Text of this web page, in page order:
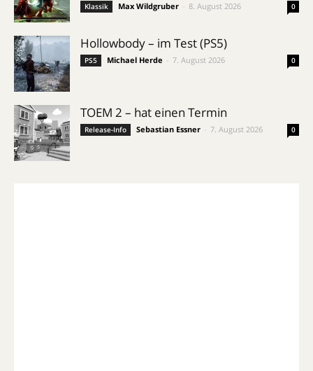
Klassik Max Wildgruber 8. August 2026 0
Hollowbody – im Test (PS5)
PS5 Michael Herde 7. August 2026 0
TOEM 2 – hat einen Termin
Release-Info Sebastian Essner 7. August 2026 0